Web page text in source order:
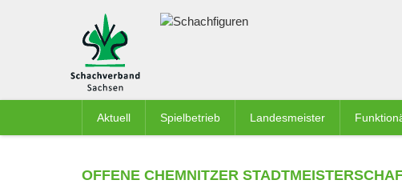
Aktuell Spielbetrieb Landesmeister
OFFENE CHEMNITZER